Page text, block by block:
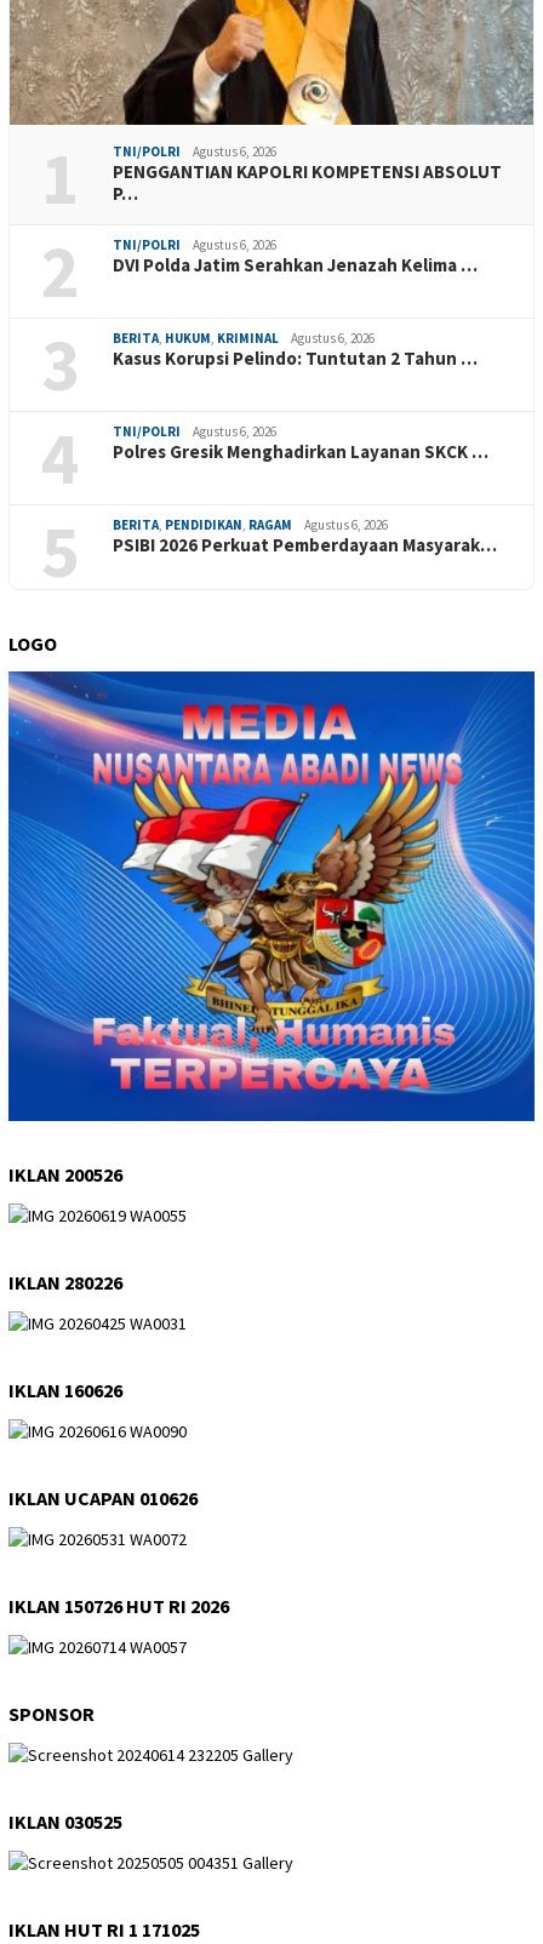
1 TNI/POLRI Agustus 6, 2026
PENGGANTIAN KAPOLRI KOMPETENSI ABSOLUT
P…
2 TNI/POLRI Agustus 6, 2026
DVI Polda Jatim Serahkan Jenazah Kelima …
3 BERITA, HUKUM, KRIMINAL Agustus 6, 2026
Kasus Korupsi Pelindo: Tuntutan 2 Tahun …
4 TNI/POLRI Agustus 6, 2026
Polres Gresik Menghadirkan Layanan SKCK …
5 BERITA, PENDIDIKAN, RAGAM Agustus 6, 2026
PSIBI 2026 Perkuat Pemberdayaan Masyarak…
LOGO
IKLAN 200526
IKLAN 280226
IKLAN 160626
IKLAN UCAPAN 010626
IKLAN 150726 HUT RI 2026
SPONSOR
IKLAN 030525
IKLAN HUT RI 1 171025